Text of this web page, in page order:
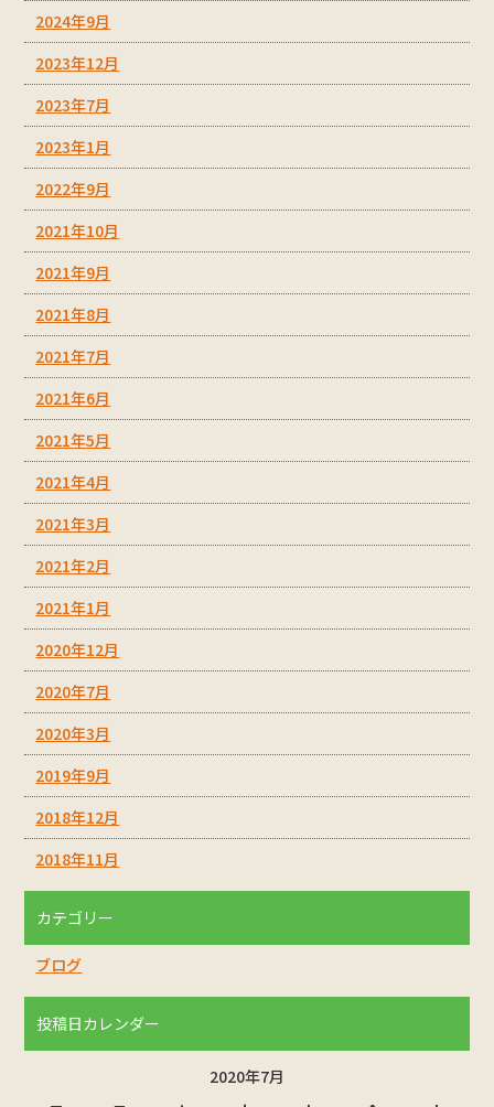
2024年9月
2023年12月
2023年7月
2023年1月
2022年9月
2021年10月
2021年9月
2021年8月
2021年7月
2021年6月
2021年5月
2021年4月
2021年3月
2021年2月
2021年1月
2020年12月
2020年7月
2020年3月
2019年9月
2018年12月
2018年11月
カテゴリー
ブログ
投稿日カレンダー
2020年7月